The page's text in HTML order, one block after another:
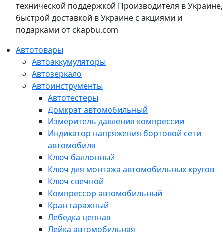
технической поддержкой Производителя в Украине,
быстрой доставкой в Украине с акциями и
подарками от ckapbu.com
Автотовары
Автоаккумуляторы
Автозеркало
Автоинструменты
Автотестеры
Домкрат автомобильный
Измеритель давления компрессии
Индикатор напряжения бортовой сети
автомобиля
Ключ баллонный
Ключ для монтажа автомобильных кругов
Ключ свечной
Компрессор автомобильный
Кран гаражный
Лебедка цепная
Лейка автомобильная